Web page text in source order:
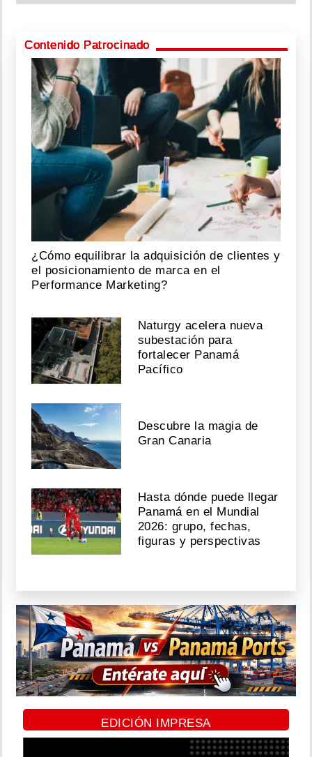
Contenido Patrocinado
¿Cómo equilibrar la adquisición de clientes y
el posicionamiento de marca en el
Performance Marketing?
Naturgy acelera nueva
subestación para
fortalecer Panamá
Pacífico
Descubre la magia de
Gran Canaria
Hasta dónde puede llegar
Panamá en el Mundial
2026: grupo, fechas,
figuras y perspectivas
EDICIÓN IMPRESA